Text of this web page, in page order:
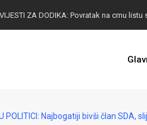
POLITICI: Najbogatiji bivši član SDA,